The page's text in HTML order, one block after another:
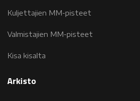
Kuljettajien MM-pisteet
Valmistajien MM-pisteet
Kisa kisalta
Arkisto